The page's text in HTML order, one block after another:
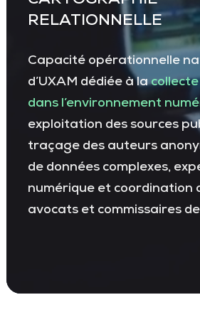
RELATIONNELLE
Capacité opérationnelle
d’UXAM dédiée à la
dans l’environnement
exploitation des sources
traçage des auteurs
de données complexes,
numérique et coordination
avocats et commissaires